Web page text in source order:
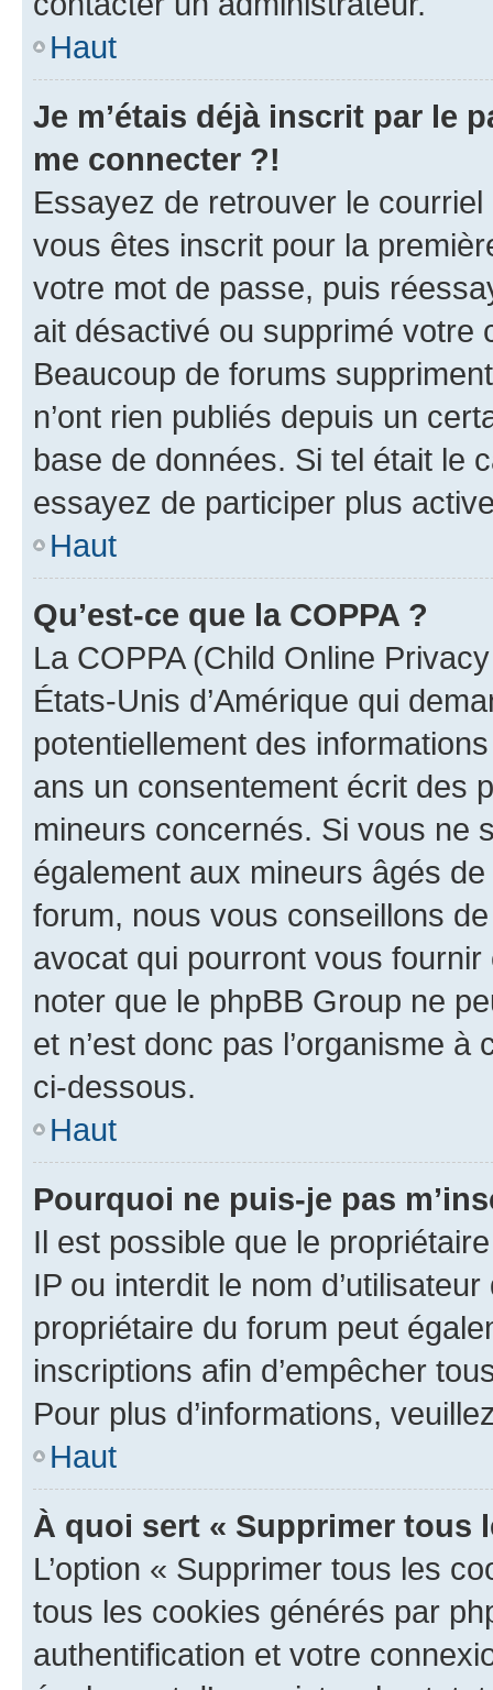
Haut
Je m’étais déjà inscrit par le
me connecter ?!
Essayez de retrouver le
vous êtes inscrit pour la
votre mot de passe, puis
ait désactivé ou supprimé votre
Beaucoup de forums
n’ont rien publiés depuis un
base de données. Si tel était le
essayez de participer plus
Haut
Qu’est-ce que la COPPA ?
La COPPA (Child Online
États-Unis d’Amérique qui
potentiellement des
ans un consentement écrit des
mineurs concernés. Si vous ne
également aux mineurs âgés
forum, nous vous conseillons
avocat qui pourront vous
noter que le phpBB Group ne
et n’est donc pas l’organisme
ci-dessous.
Haut
Pourquoi ne puis-je pas
Il est possible que le
IP ou interdit le nom
propriétaire du forum peut
inscriptions afin d’empêcher
Pour plus d’informations,
Haut
À quoi sert « Supprimer tous
L’option « Supprimer tous les
tous les cookies générés par
authentification et votre